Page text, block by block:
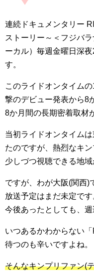
連続ドキュメンタリー
ストーリー～＜フジバ
ーカル）毎週金曜日深
す。
このライドオンタイム
撃のデビュー発表から8
8か月間の長期密着取材
当初ライドオンタイム
たのですが、熱烈なキ
少しづつ視聴できる地域
ですが、わが大阪(関西)
放送予定はまだ未定です
今後あったとしても、週
いつあるかわからない
待つのも辛いですよね。
そんなキンプリファン(